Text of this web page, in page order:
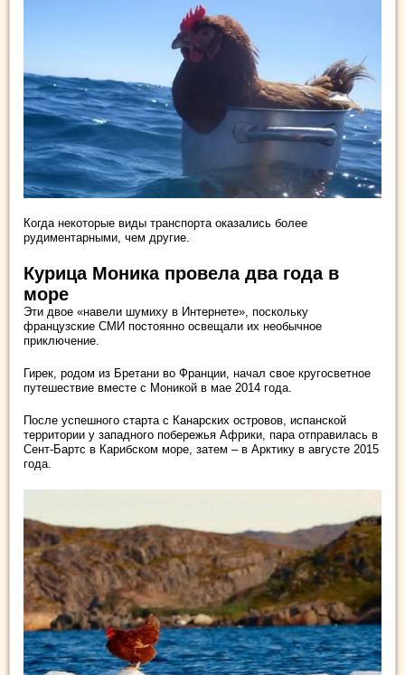
Когда некоторые виды транспорта оказались более
рудиментарными, чем другие.
Курица Моника провела два года в
море
Эти двое «навели шумиху в Интернете», поскольку
французские СМИ постоянно освещали их необычное
приключение.
Гирек, родом из Бретани во Франции, начал свое кругосветное
путешествие вместе с Моникой в мае 2014 года.
После успешного старта с Канарских островов, испанской
территории у западного побережья Африки, пара отправилась в
Сент-Бартс в Карибском море, затем – в Арктику в августе 2015
года.